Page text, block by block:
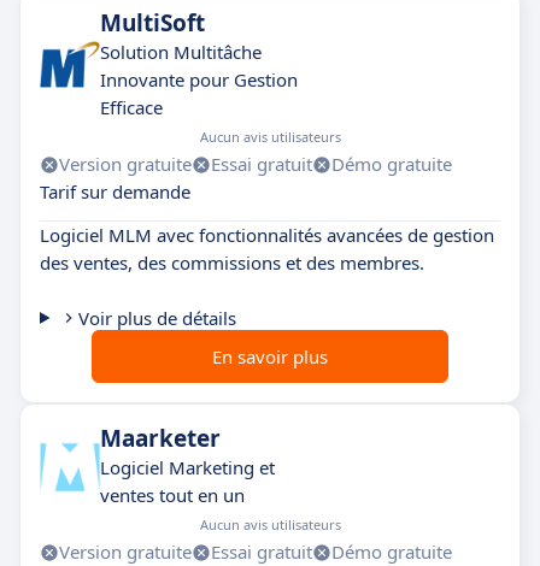
MultiSoft
Solution Multitâche
Innovante pour Gestion
Efficace
Aucun avis utilisateurs
Version gratuite Essai gratuit
Démo gratuite
Tarif sur demande
Logiciel MLM avec fonctionnalités avancées de gestion
des ventes, des commissions et des membres.
Voir plus de détails
En savoir plus
Maarketer
Logiciel Marketing et
ventes tout en un
Aucun avis utilisateurs
Version gratuite Essai gratuit
Démo gratuite